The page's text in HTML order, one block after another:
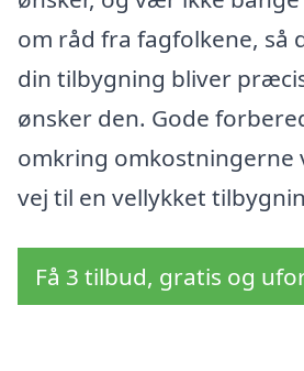
om råd fra fagfolkene, så
din tilbygning bliver
ønsker den. Gode
omkring omkostningerne
vej til en vellykket
Få 3 tilbud, gratis og